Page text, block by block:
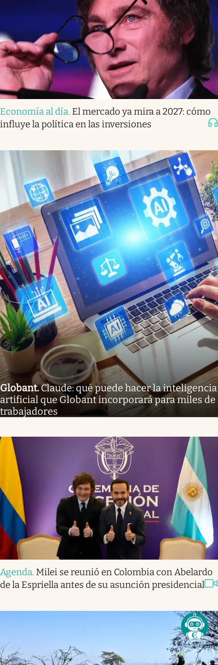
Economía al día. El mercado ya mira a 2027: cómo
influye la política en las inversiones
Globant.Claude: qué puede hacer la inteligencia
artificial que Globant incorporará para miles de
trabajadores
Agenda. Milei se reunió en Colombia con Abelardo
de la Espriella antes de su asunción presidencial